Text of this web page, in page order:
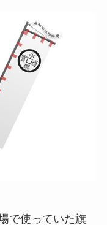
で使っていた旗